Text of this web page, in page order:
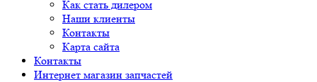
Как стать дилером
Наши клиенты
Контакты
Карта сайта
Контакты
Интернет магазин запчастей